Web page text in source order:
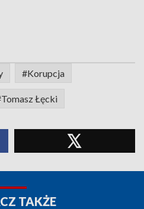
#Korupcja
Łęcki
TAKŻE